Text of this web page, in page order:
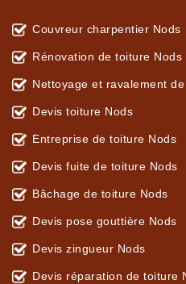
Couvreur charpentier Nods
Rénovation de toiture Nods
Nettoyage et ravalement
Devis toiture Nods
Entreprise de toiture Nods
Devis fuite de toiture Nods
Bâchage de toiture Nods
Devis pose gouttière Nods
Devis zingueur Nods
Devis réparation de toiture